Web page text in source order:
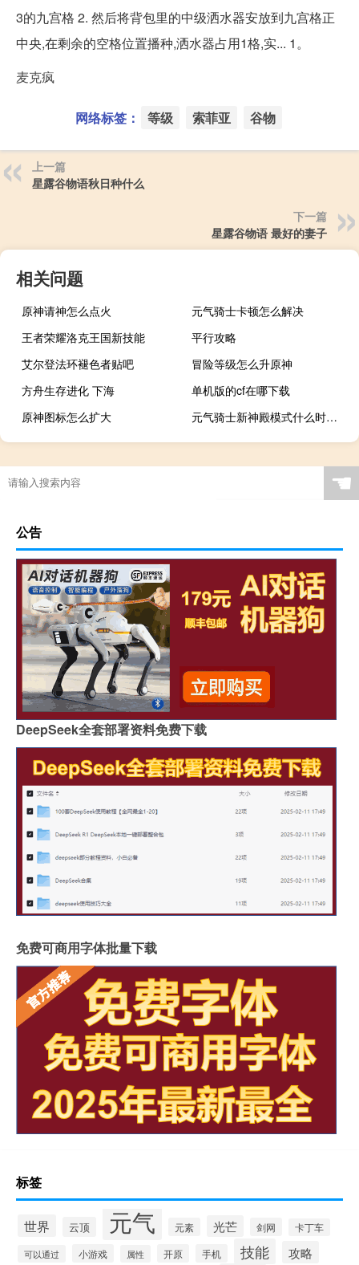
3的九宫格 2. 然后将背包里的中级洒水器安放到九宫格正
中央,在剩余的空格位置播种,洒水器占用1格,实... 1。
麦克疯
网络标签： 等级 索菲亚 谷物
上一篇
星露谷物语秋日种什么
下一篇
星露谷物语 最好的妻子
相关问题
原神请神怎么点火
元气骑士卡顿怎么解决
王者荣耀洛克王国新技能
平行攻略
艾尔登法环褪色者贴吧
冒险等级怎么升原神
方舟生存进化 下海
单机版的cf在哪下载
原神图标怎么扩大
元气骑士新神殿模式什么时候更新
☚
公告
DeepSeek全套部署资料免费下载
免费可商用字体批量下载
标签
世界 云顶 元气 元素 光芒 剑网 卡丁车
可以通过 小游戏 属性 开原 手机 技能 攻略